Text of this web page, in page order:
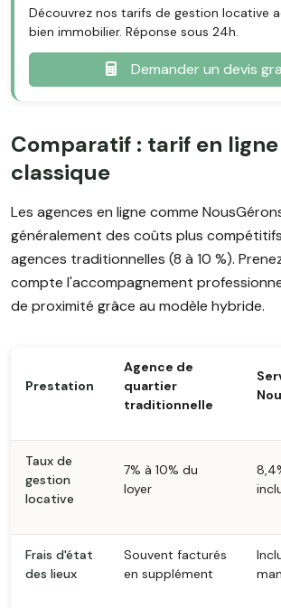
Découvrez nos tarifs de gestion locative
bien immobilier. Réponse sous 24h.
Demander un devis
Comparatif : tarif en
classique
Les agences en ligne comme
généralement des coûts plus
agences traditionnelles (8 à 10 %).
compte l'accompagnement
de proximité grâce au modèle hybride.
Prestation
Agence de
quartier
traditionnelle
Taux de
gestion
locative
7% à 10% du
loyer
Frais d'état
des lieux
Souvent facturés
en supplément